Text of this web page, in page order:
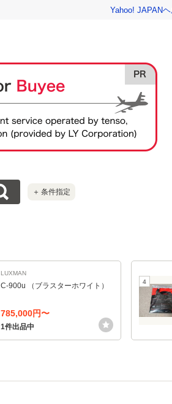
Yahoo! JAPAN
＋ 条件指定
LUXMAN
C-900u （ブラスターホワイト）
785,000円〜
1件出品中
4